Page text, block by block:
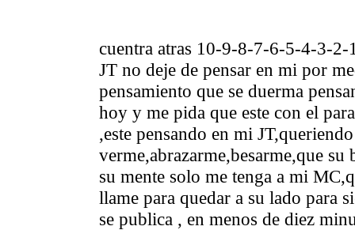
cuentra atras 10-9-8-7-6-5-4-3-
JT no deje de pensar en mi por
pensamiento que se duerma
hoy y me pida que este con el
,este pensando en mi
verme,abrazarme,besarme,que su
su mente solo me tenga a mi
llame para quedar a su lado para
se publica , en menos de diez